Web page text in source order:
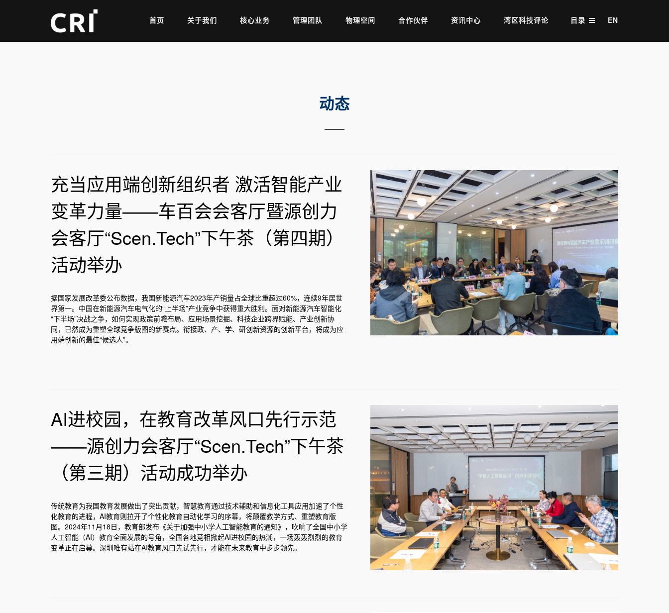
首页 关于我们 核心业务 管理团队 物理空间 合作伙伴 资讯中心 湾区科技评论 目录 EN
动态
充当应用端创新组织者 激活智能产业
变革力量——车百会会客厅暨源创力
会客厅“Scen.Tech”下午茶（第四期）
活动举办
据国家发展改革委公布数据，我国新能源汽车2023年产销量占全球比重超过60%，连续9年居世
界第一。中国在新能源汽车电气化的“上半场”产业竞争中获得重大胜利。面对新能源汽车智能化
“下半场”决战之争，如何实现政策前瞻布局、应用场景挖掘、科技企业跨界赋能、产业创新协
同，已然成为重塑全球竞争版图的新赛点。衔接政、产、学、研创新资源的创新平台，将成为应
用端创新的最佳“候选人”。
AI进校园，在教育改革风口先行示范
——源创力会客厅“Scen.Tech”下午茶
（第三期）活动成功举办
传统教育为我国教育发展做出了突出贡献，智慧教育通过技术辅助和信息化工具应用加速了个性
化教育的进程，AI教育则拉开了个性化教育自动化学习的序幕，将颠覆教学方式、重塑教育版
图。2024年11月18日，教育部发布《关于加强中小学人工智能教育的通知》，吹响了全国中小学
人工智能（AI）教育全面发展的号角，全国各地竞相掀起AI进校园的热潮，一场轰轰烈烈的教育
变革正在启幕。深圳唯有站在AI教育风口先试先行，才能在未来教育中步步领先。